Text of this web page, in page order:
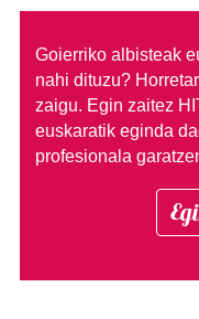
Goierriko albisteak
nahi dituzu?
zaigu. Egin zaitez
euskaratik eginda
profesionala